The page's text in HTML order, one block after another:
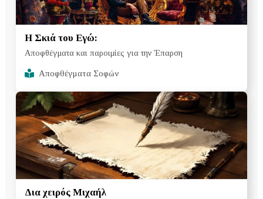
Η Σκιά του Εγώ:
Αποφθέγματα και παροιμίες για την Έπαρση
Αποφθέγματα Σοφών
Δια χειρός Μιχαήλ